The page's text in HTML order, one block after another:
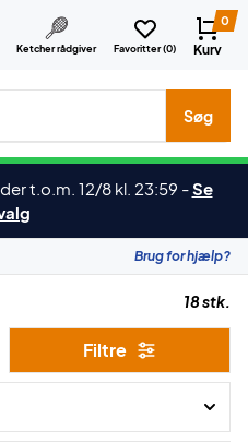
Ketcher rådgiver Favoritter (0)
0
Kurv
etc.
Søg
t.o.m. 12/8 kl. 23:59 -Se
Brug for hjælp?
18 stk.
Filtre